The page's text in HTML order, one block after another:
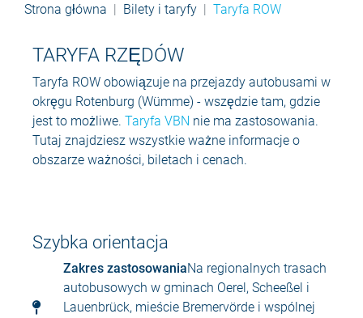
Strona główna Bilety i taryfy Taryfa ROW
TARYFA RZĘDÓW
Taryfa ROW obowiązuje na przejazdy autobusami w
okręgu Rotenburg (Wümme) - wszędzie tam, gdzie
jest to możliwe. Taryfa VBN nie ma zastosowania.
Tutaj znajdziesz wszystkie ważne informacje o
obszarze ważności, biletach i cenach.
Szybka orientacja
Zakres zastosowaniaNa regionalnych trasach
autobusowych w gminach Oerel, Scheeßel i
Lauenbrück, mieście Bremervörde i wspólnej